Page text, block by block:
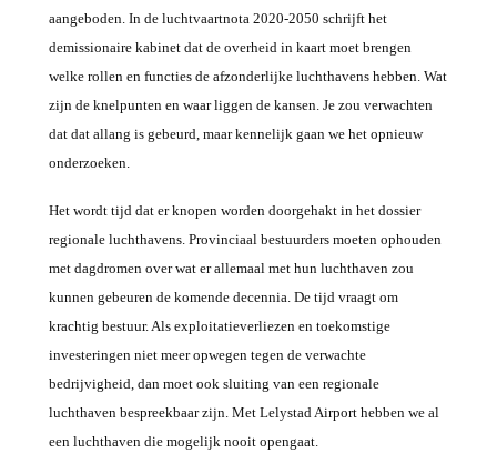
aangeboden. In de luchtvaartnota 2020-2050 schrijft het
demissionaire kabinet dat de overheid in kaart moet brengen
welke rollen en functies de afzonderlijke luchthavens hebben. Wat
zijn de knelpunten en waar liggen de kansen. Je zou verwachten
dat dat allang is gebeurd, maar kennelijk gaan we het opnieuw
onderzoeken.
Het wordt tijd dat er knopen worden doorgehakt in het dossier
regionale luchthavens. Provinciaal bestuurders moeten ophouden
met dagdromen over wat er allemaal met hun luchthaven zou
kunnen gebeuren de komende decennia. De tijd vraagt om
krachtig bestuur. Als exploitatieverliezen en toekomstige
investeringen niet meer opwegen tegen de verwachte
bedrijvigheid, dan moet ook sluiting van een regionale
luchthaven bespreekbaar zijn. Met Lelystad Airport hebben we al
een luchthaven die mogelijk nooit opengaat.